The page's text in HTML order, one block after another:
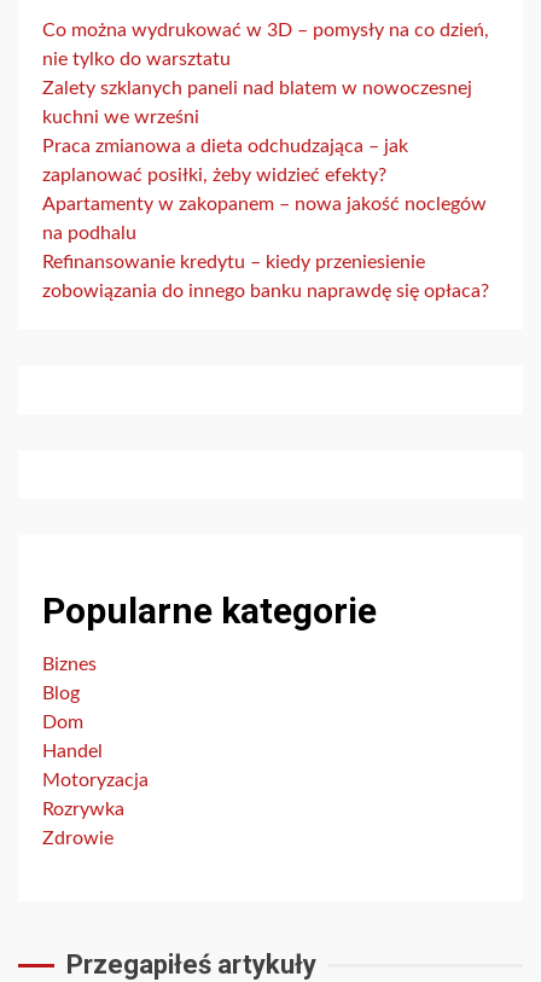
Co można wydrukować w 3D – pomysły na co dzień,
nie tylko do warsztatu
Zalety szklanych paneli nad blatem w nowoczesnej
kuchni we wrześni
Praca zmianowa a dieta odchudzająca – jak
zaplanować posiłki, żeby widzieć efekty?
Apartamenty w zakopanem – nowa jakość noclegów
na podhalu
Refinansowanie kredytu – kiedy przeniesienie
zobowiązania do innego banku naprawdę się opłaca?
Popularne kategorie
Biznes
Blog
Dom
Handel
Motoryzacja
Rozrywka
Zdrowie
Przegapiłeś artykuły